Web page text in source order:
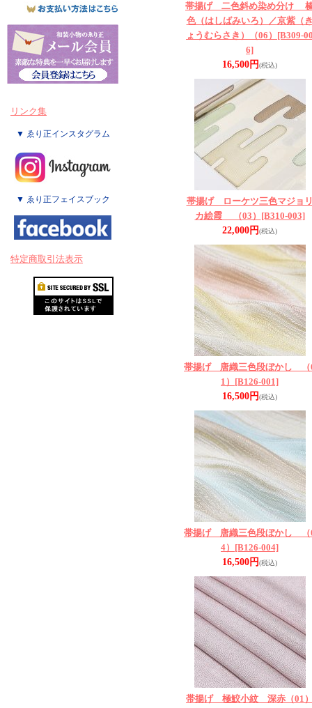
リンク集
▼ ゑり正インスタグラム
▼ ゑり正フェイスブック
特定商取引法表示
帯揚げ 二色斜め染め分け
色（はしばみいろ）／京紫（
ょうむらさき）（06） [B309-
6]
16,500円(税込)
帯揚げ ローケツ三色マジョ
カ絵霞 （03） [B310-003]
22,000円(税込)
帯揚げ 唐織三色段ぼかし （
1） [B126-001]
16,500円(税込)
帯揚げ 唐織三色段ぼかし （
4） [B126-004]
16,500円(税込)
帯揚げ 極鮫小紋 深赤（01